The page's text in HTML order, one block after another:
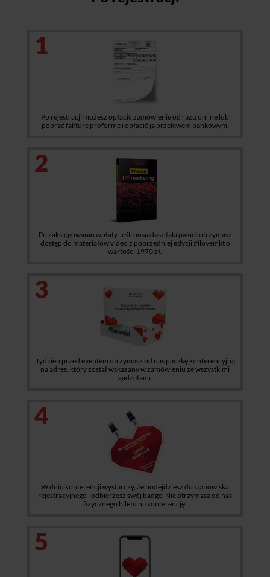
1
Po rejestracji możesz opłacić zamówienie od razu online lub
pobrać fakturę proformę i opłacić ją przelewem bankowym.
2
Po zaksięgowaniu wpłaty, jeśli posiadasz taki pakiet otrzymasz
dostęp do materiałów video z poprzedniej edycji #ilovemkt o
wartości 1970 zł.
3
Tydzień przed eventem otrzymasz od nas paczkę konferencyjną
na adres, który został wskazany w zamówieniu ze wszystkimi
gadżetami.
4
W dniu konferencji wystarczy, że podejdziesz do stanowiska
rejestracyjnego i odbierzesz swój badge. Nie otrzymasz od nas
fizycznego biletu na konferencję.
5